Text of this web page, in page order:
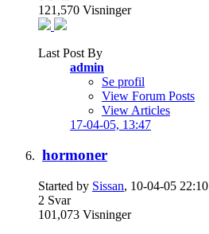
121,570 Visninger
Last Post By
admin
Se profil
View Forum Posts
View Articles
17-04-05, 13:47
hormoner
Started by Sissan, 10-04-05 22:10
2 Svar
101,073 Visninger